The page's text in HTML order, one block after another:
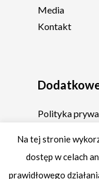
Media
Kontakt
Polityka
Na tej stronie
dostęp w celach
prawidłowego